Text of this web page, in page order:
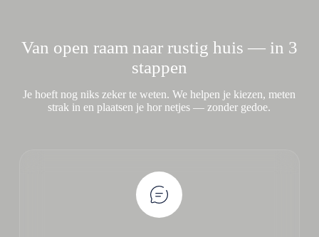
Van open raam naar rustig huis — in 3
stappen
Je hoeft nog niks zeker te weten. We helpen je kiezen, meten
strak in en plaatsen je hor netjes — zonder gedoe.